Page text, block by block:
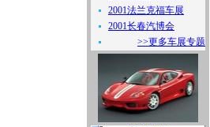
2001法兰克福车展
2001长春汽博会
>>更多车展专题